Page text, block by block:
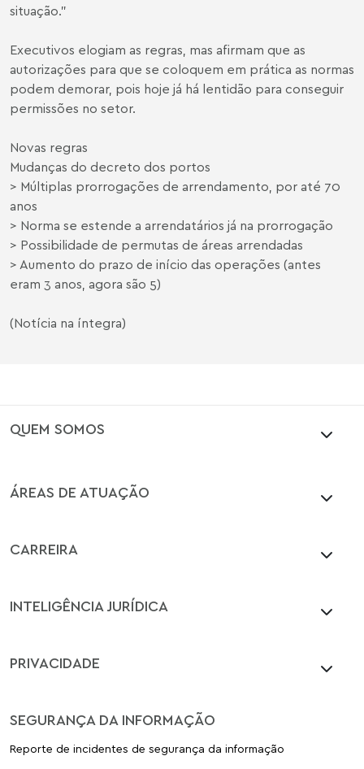
situação."
Executivos elogiam as regras, mas afirmam que as
autorizações para que se coloquem em prática as normas
podem demorar, pois hoje já há lentidão para conseguir
permissões no setor.
Novas regras
Mudanças do decreto dos portos
> Múltiplas prorrogações de arrendamento, por até 70
anos
> Norma se estende a arrendatários já na prorrogação
> Possibilidade de permutas de áreas arrendadas
> Aumento do prazo de início das operações (antes
eram 3 anos, agora são 5)
(Notícia na íntegra)
QUEM SOMOS
ÁREAS DE ATUAÇÃO
CARREIRA
INTELIGÊNCIA JURÍDICA
PRIVACIDADE
SEGURANÇA DA INFORMAÇÃO
Reporte de incidentes de segurança da informação